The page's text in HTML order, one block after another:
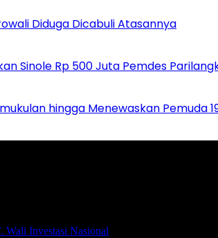
Diduga Dicabuli Atasannya
Sinole Rp 500 Juta Pemdes
hingga Menewaskan Pemuda
Wali Investasi Nasional